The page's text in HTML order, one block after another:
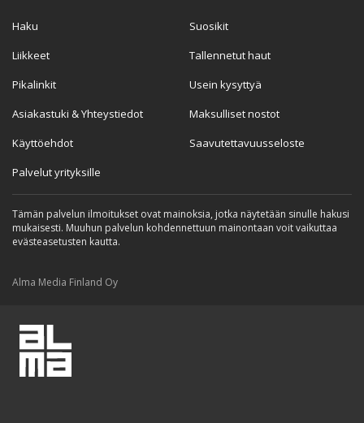
Haku
Liikkeet
Pikalinkit
Asiakastuki & Yhteystiedot
Käyttöehdot
Palvelut yrityksille
Suosikit
Tallennetut haut
Usein kysyttyä
Maksulliset nostot
Saavutettavuusseloste
Tämän palvelun ilmoitukset ovat mainoksia, jotka näytetään sinulle hakusi
mukaisesti. Muuhun palvelun kohdennettuun mainontaan voit vaikuttaa
evästeasetusten kautta.
Alma Media Finland Oy